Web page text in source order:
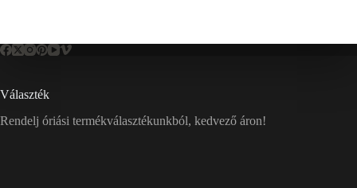
Választék
Rendelj óriási termékválasztékunkból, kedvező áron!